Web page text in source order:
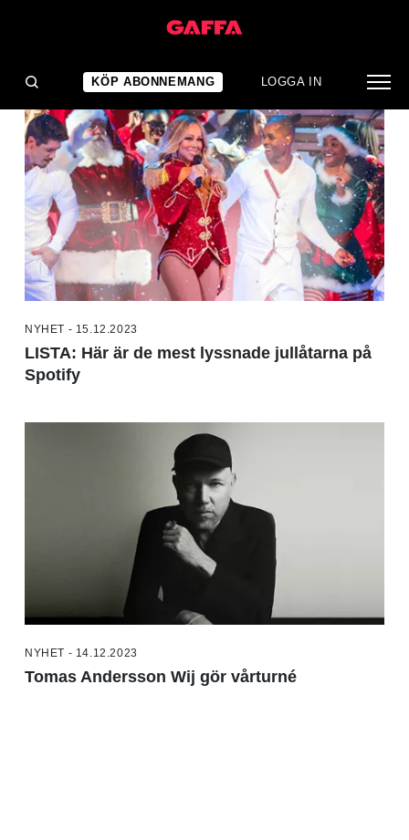
KÖP ABONNEMANG LOGGA IN
NYHET - 15.12.2023
LISTA: Här är de mest lyssnade jullåtarna på
Spotify
NYHET - 14.12.2023
Tomas Andersson Wij gör vårturné